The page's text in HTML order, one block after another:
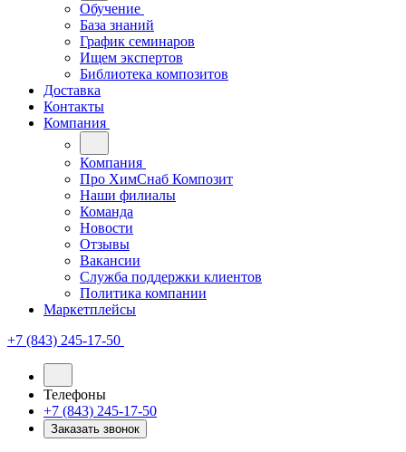
Обучение
База знаний
График семинаров
Ищем экспертов
Библиотека композитов
Доставка
Контакты
Компания
Компания
Про ХимСнаб Композит
Наши филиалы
Команда
Новости
Отзывы
Вакансии
Служба поддержки клиентов
Политика компании
Маркетплейсы
+7 (843) 245-17-50
Телефоны
+7 (843) 245-17-50
Заказать звонок